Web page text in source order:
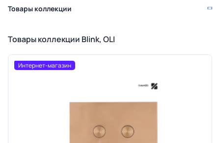
Товары коллекции
Товары коллекции Blink, OLI
Интернет-магазин